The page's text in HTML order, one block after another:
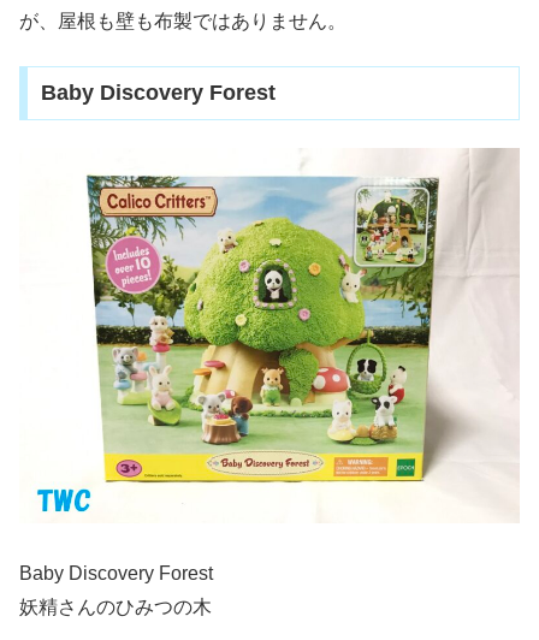
が、屋根も壁も布製ではありません。
Baby Discovery Forest
Baby Discovery Forest
妖精さんのひみつの木